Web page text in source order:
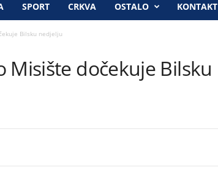
SPORT CRKVA OSTALO KONTAKT
Bilsku nedjelju
Misište dočekuje Bilsku